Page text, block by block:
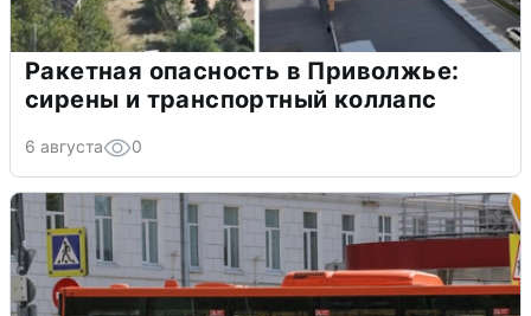
Ракетная опасность в Приволжье:
сирены и транспортный коллапс
6 августа 0